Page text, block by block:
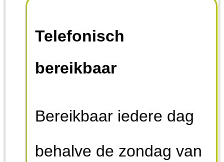
Telefonisch
bereikbaar
Bereikbaar iedere dag
behalve de zondag van